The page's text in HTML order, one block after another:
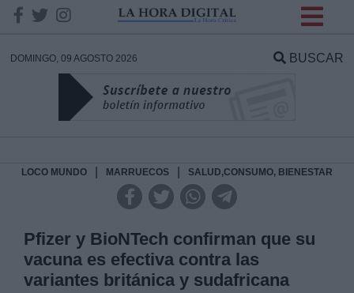
DOMINGO, 09 AGOSTO 2026 BUSCAR
LOCO MUNDO MARRUECOS SALUD,CONSUMO, BIENESTAR
Pfizer y BioNTech confirman que su
vacuna es efectiva contra las
variantes británica y sudafricana
DATOS
Responsable:
Legitimación: